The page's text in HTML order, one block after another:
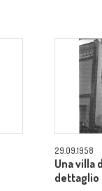
29.09.1958
Una villa
dettaglio